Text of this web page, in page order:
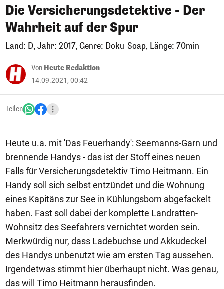
Die Versicherungsdetektive - Der
Wahrheit auf der Spur
Land: D, Jahr: 2017, Genre: Doku-Soap, Länge: 70min
Von Heute Redaktion
14.09.2021, 00:42
Teilen
Heute u.a. mit 'Das Feuerhandy': Seemanns-Garn und
brennende Handys - das ist der Stoff eines neuen
Falls für Versicherungsdetektiv Timo Heitmann. Ein
Handy soll sich selbst entzündet und die Wohnung
eines Kapitäns zur See in Kühlungsborn abgefackelt
haben. Fast soll dabei der komplette Landratten-
Wohnsitz des Seefahrers vernichtet worden sein.
Merkwürdig nur, dass Ladebuchse und Akkudeckel
des Handys unbenutzt wie am ersten Tag aussehen.
Irgendetwas stimmt hier überhaupt nicht. Was genau,
das will Timo Heitmann herausfinden.